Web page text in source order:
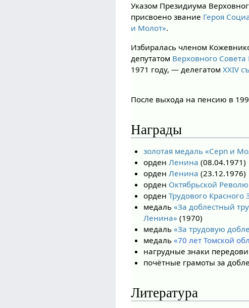
Указом Президиума
присвоено звание Героя
и Молот».
Избиралась членом
депутатом Верховного
1971 году, — делегатомXXIV
После выхода на пенсию в
Награды
золотая медаль «Серп и
орден Ленина (08.04.1971)
орден Ленина (23.12.1976)
орден Октябрьской
орден Трудового Красного
медаль «За доблестный
Ленина» (1970)
медаль «За трудовую
медаль «70 лет Томской
нагрудные знаки
почётные грамоты за
Литература